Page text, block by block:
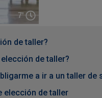
7'
de taller?
de taller?
a ir a un taller de
elección de taller